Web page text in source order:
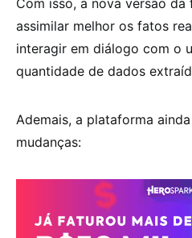
assimilar melhor os fatos
interagir em diálogo com o
quantidade de dados
Ademais, a plataforma
mudanças: